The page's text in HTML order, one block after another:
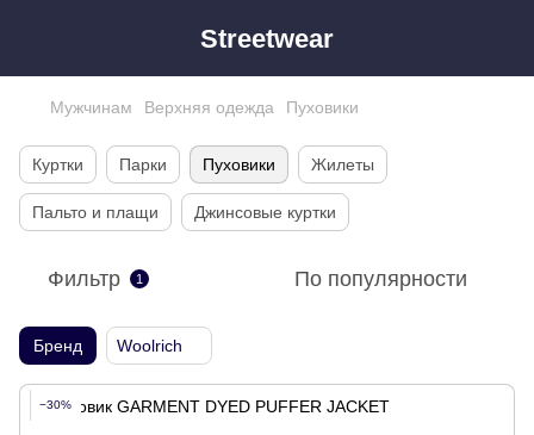
Streetwear
Мужчинам Верхняя одежда Пуховики
Куртки Парки Пуховики Жилеты
Пальто и плащи Джинсовые куртки
Фильтр 1 По популярности
Бренд Woolrich
−30%